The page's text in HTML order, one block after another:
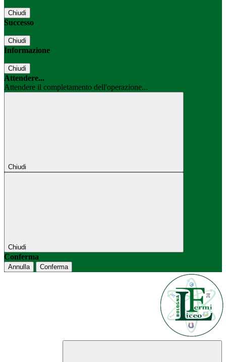
Chiudi
Successo
Chiudi
Informazione
Chiudi
Attendere...
Attendere il completamento dell'operazione...
Chiudi
Chiudi
Conferma
Annulla Conferma